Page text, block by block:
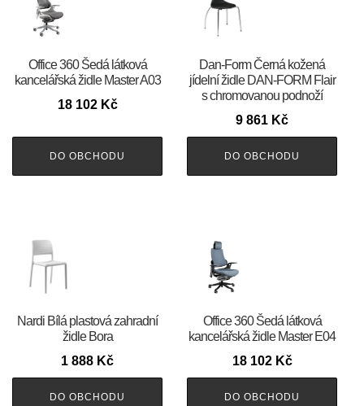
Office 360 Šedá látková
kancelářská židle Master A03
18 102 Kč
DO OBCHODU
​​​​​Dan-Form Černá kožená
jídelní židle DAN-FORM Flair
s chromovanou podnoží
9 861 Kč
DO OBCHODU
Nardi Bílá plastová zahradní
židle Bora
1 888 Kč
DO OBCHODU
Office 360 Šedá látková
kancelářská židle Master E04
18 102 Kč
DO OBCHODU